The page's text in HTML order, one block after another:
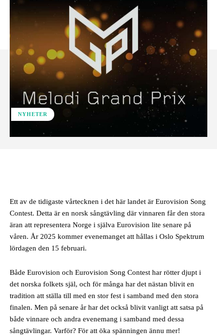
NYHETER
Ett av de tidigaste vårtecknen i det här landet är Eurovision Song
Contest. Detta är en norsk sångtävling där vinnaren får den stora
äran att representera Norge i själva Eurovision lite senare på
våren. År 2025 kommer evenemanget att hållas i Oslo Spektrum
lördagen den 15 februari.
Både Eurovision och Eurovision Song Contest har rötter djupt i
det norska folkets själ, och för många har det nästan blivit en
tradition att ställa till med en stor fest i samband med den stora
finalen. Men på senare år har det också blivit vanligt att satsa på
både vinnare och andra evenemang i samband med dessa
sångtävlingar. Varför? För att öka spänningen ännu mer!